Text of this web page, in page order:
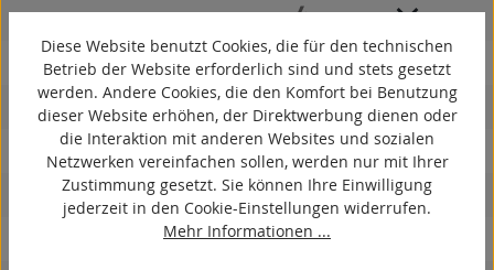
antistatisch
ESD
elektrisch leitfähig
korrosionsbeständig
hitzebeständig
autoklaventauglich
Diese Website benutzt Cookies, die für den technischen
Betrieb der Website erforderlich sind und stets gesetzt
werden. Andere Cookies, die den Komfort bei Benutzung
dieser Website erhöhen, der Direktwerbung dienen oder
die Interaktion mit anderen Websites und sozialen
Netzwerken vereinfachen sollen, werden nur mit Ihrer
Zustimmung gesetzt. Sie können Ihre Einwilligung
jederzeit in den Cookie-Einstellungen widerrufen.
Mehr Informationen ...